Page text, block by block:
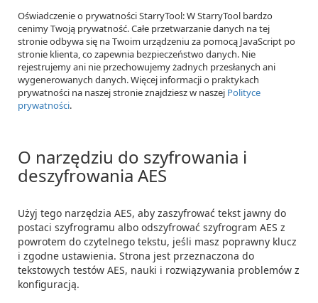
Oświadczenie o prywatności StarryTool: W StarryTool bardzo
cenimy Twoją prywatność. Całe przetwarzanie danych na tej
stronie odbywa się na Twoim urządzeniu za pomocą JavaScript po
stronie klienta, co zapewnia bezpieczeństwo danych. Nie
rejestrujemy ani nie przechowujemy żadnych przesłanych ani
wygenerowanych danych. Więcej informacji o praktykach
prywatności na naszej stronie znajdziesz w naszej Polityce
prywatności.
O narzędziu do szyfrowania i
deszyfrowania AES
Użyj tego narzędzia AES, aby zaszyfrować tekst jawny do
postaci szyfrogramu albo odszyfrować szyfrogram AES z
powrotem do czytelnego tekstu, jeśli masz poprawny klucz
i zgodne ustawienia. Strona jest przeznaczona do
tekstowych testów AES, nauki i rozwiązywania problemów z
konfiguracją.